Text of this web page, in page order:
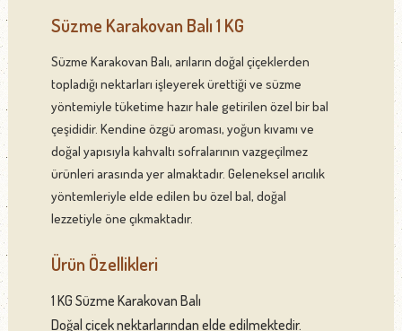
Süzme Karakovan Balı 1 KG
Süzme Karakovan Balı, arıların doğal çiçeklerden
topladığı nektarları işleyerek ürettiği ve süzme
yöntemiyle tüketime hazır hale getirilen özel bir bal
çeşididir. Kendine özgü aroması, yoğun kıvamı ve
doğal yapısıyla kahvaltı sofralarının vazgeçilmez
ürünleri arasında yer almaktadır. Geleneksel arıcılık
yöntemleriyle elde edilen bu özel bal, doğal
lezzetiyle öne çıkmaktadır.
Ürün Özellikleri
1 KG Süzme Karakovan Balı
Doğal çiçek nektarlarından elde edilmektedir.